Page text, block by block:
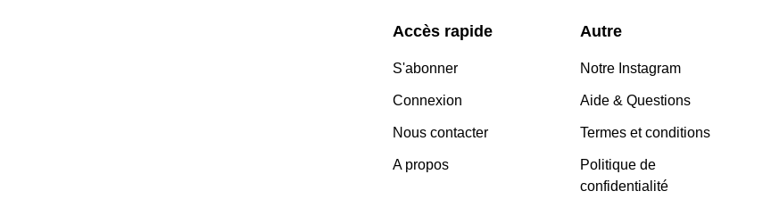
Accès rapide
S'abonner
Connexion
Nous contacter
A propos
Autre
Notre Instagram
Aide & Questions
Termes et conditions
Politique de
confidentialité